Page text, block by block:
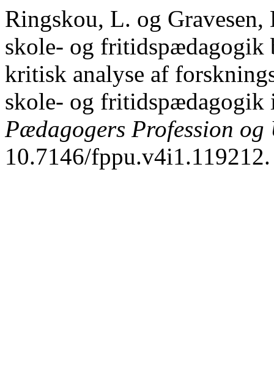
Ringskou, L. og
skole- og
kritisk analyse af
skole- og fritidspædagogik
Pædagogers Profession og
10.7146/fppu.v4i1.119212.